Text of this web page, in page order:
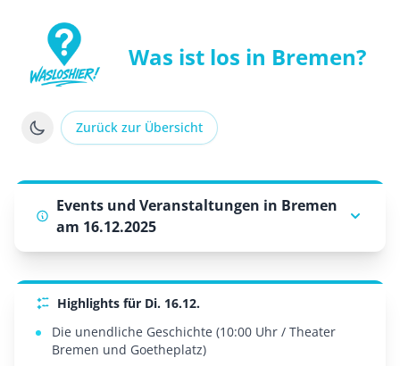
WasLosHier - Dein Portal für Events und
Was ist los in Bremen?
Zurück zur Übersicht
Events und Veranstaltungen in Bremen
am 16.12.2025
Highlights für Di. 16.12.
Die unendliche Geschichte (10:00 Uhr / Theater
Bremen und Goetheplatz)